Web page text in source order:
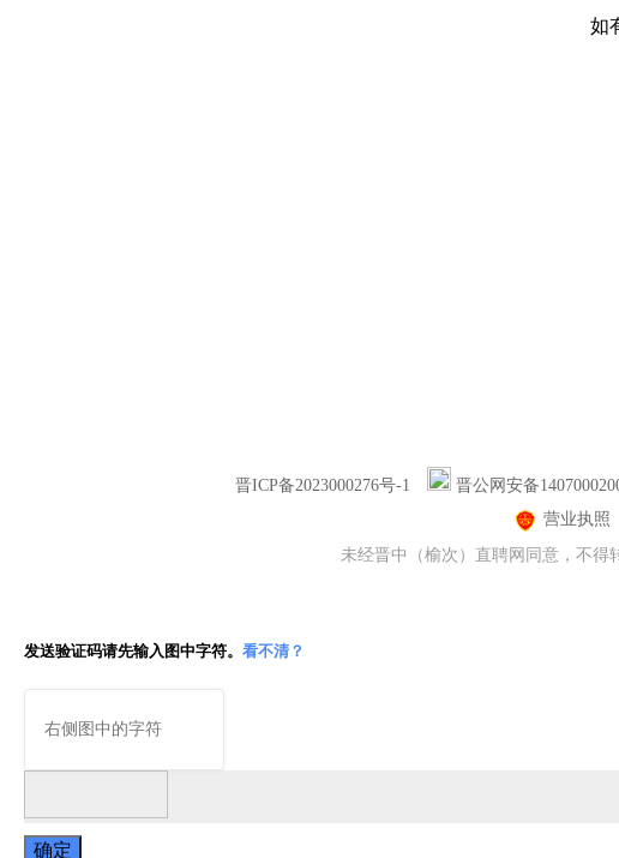
如
晋ICP备2023000276号-1 晋公网安备
营业执照
未经晋中（榆次）直聘网同意，不得
发送验证码请先输入图中字符。 看不清？
确定